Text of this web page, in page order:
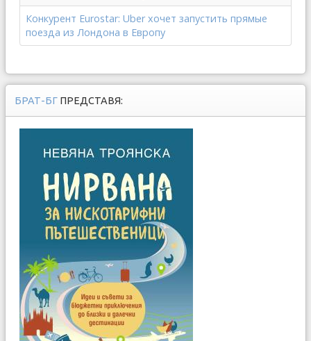
Конкурент Eurostar: Uber хочет запустить прямые
поезда из Лондона в Европу
БРАТ-БГ ПРЕДСТАВЯ: